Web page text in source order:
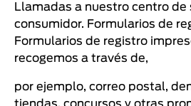
Llamadas a nuestro centro de
consumidor. Formularios de
Formularios de registro
recogemos a través de,
por ejemplo, correo postal,